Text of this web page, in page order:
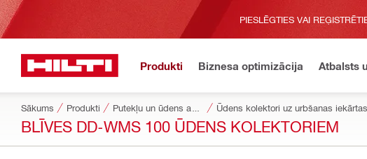
PIESLĒGTIES VAI
Produkti Biznesa optimizācija Atbalsts
Sākums Produkti Ūdens kolektori uz urbšanas
BLĪVES DD-WMS 100 ŪDENS KOLEKTORIEM